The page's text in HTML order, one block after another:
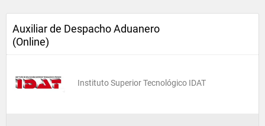
Auxiliar de Despacho Aduanero
(Online)
Instituto Superior Tecnológico IDAT